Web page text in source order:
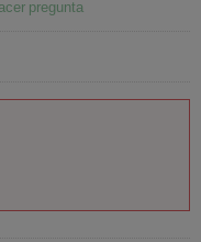
pregunta